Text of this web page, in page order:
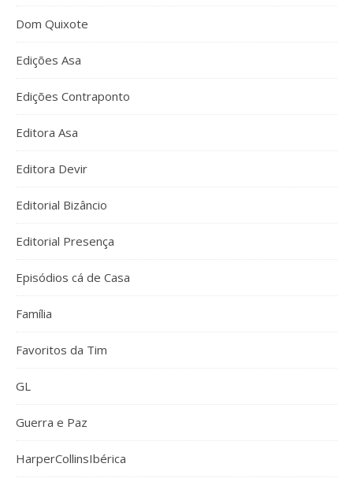
Dom Quixote
Edições Asa
Edições Contraponto
Editora Asa
Editora Devir
Editorial Bizâncio
Editorial Presença
Episódios cá de Casa
Família
Favoritos da Tim
GL
Guerra e Paz
HarperCollinsIbérica